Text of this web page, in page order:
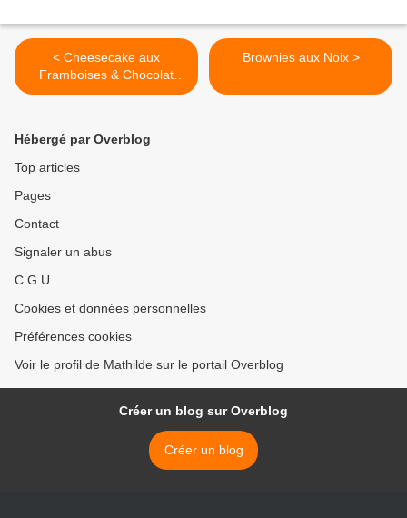
< Cheesecake aux
Framboises & Chocolat
Blanc
Brownies aux Noix >
Hébergé par Overblog
Top articles
Pages
Contact
Signaler un abus
C.G.U.
Cookies et données personnelles
Préférences cookies
Voir le profil de Mathilde sur le portail Overblog
Créer un blog sur Overblog
Créer un blog